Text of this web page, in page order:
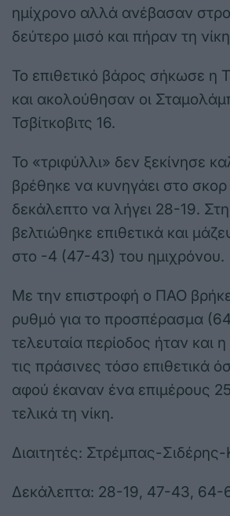
ημίχρονο αλλά ανέβασαν
δεύτερο μισό και πήραν τη
Το επιθετικό βάρος σήκωσε η
και ακολούθησαν οι
Τσβίτκοβιτς 16.
Το «τριφύλλι» δεν ξεκίνησε
βρέθηκε να κυνηγάει στο
δεκάλεπτο να λήγει 28-19.
βελτιώθηκε επιθετικά και
στο -4 (47-43) του ημιχρόνου.
Με την επιστροφή ο ΠΑΟ
ρυθμό για το προσπέρασμα
τελευταία περίοδος ήταν και
τις πράσινες τόσο επιθετικά
αφού έκαναν ένα επιμέρους
τελικά τη νίκη.
Διαιτητές: Στρέμπας-
Δεκάλεπτα: 28-19, 47-43, 64-